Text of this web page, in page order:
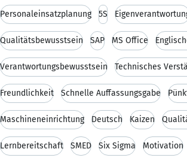
Personaleinsatzplanung 5S
Qualitätsbewusstsein SAP MS Office
Verantwortungsbewusstsein Technisches
Freundlichkeit Schnelle Auffassungsgabe
Maschineneinrichtung Deutsch Kaizen
Lernbereitschaft SMED Six Sigma Motivation